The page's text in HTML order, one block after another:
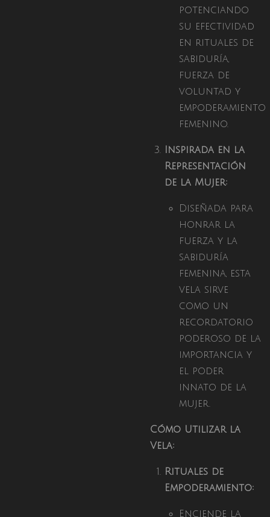
potenciando
su efectividad
en rituales de
sabiduría,
fuerza de
voluntad y
empoderamiento
femenino.
Inspirada en la
Representación
de la Mujer:
Diseñada para
honrar la
fuerza y la
sabiduría
femenina, esta
vela sirve
como un
recordatorio
poderoso de la
importancia y
el poder
innato de la
mujer.
Cómo Utilizar la
Vela:
Rituales de
Empoderamiento:
Enciende la